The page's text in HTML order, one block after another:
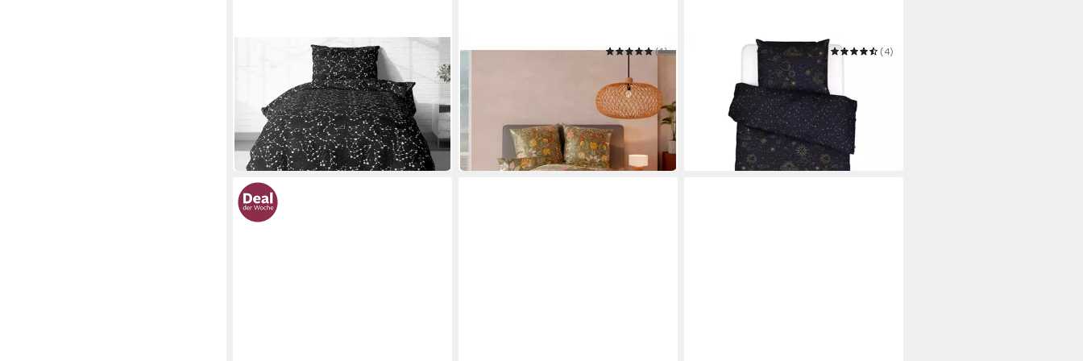
HEUBERGSHOP
135 x 200 cm B/L
27,95 €
in 4-5 Werktagen bei dir
WITT
(1)
Bettwäsche That's the Spirit
nightblue
135 x 200 cm
B/L
(4)
ab 59,95 € UVP69,95 €
in 2-3 Werktagen bei dir